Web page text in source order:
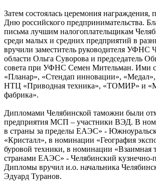
Затем состоялась церемония награждения,
Дню российского предпринимательства.
письма лучшим налогоплательщикам
среди малых и средних предприятий в
вручили заместитель руководителя УФНС
области Ольга Суворова и председатель
совета при УФНС Семен Мительман. Ими
«Планар», «Стендап инновации»,
НТЦ «Приводная техника», «ТОМИР» и
фабрика».
Дипломами Челябинской таможни были
предприятия МСП – участники ВЭД. В
в страны за пределы ЕАЭС» -
«Кристалл», в номинации «География
буровой техники, в номинации «Взаимная
странами ЕАЭС» - Челябинский кузнечно-
Дипломы вручил и.о. начальника
Эдуард Туранов.